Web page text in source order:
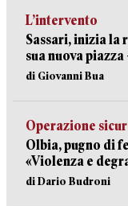
L’intervento
Sassari, inizia la
sua nuova
di Giovanni Bua
Operazione
Olbia, pugno di
«Violenza e
di Dario Budroni